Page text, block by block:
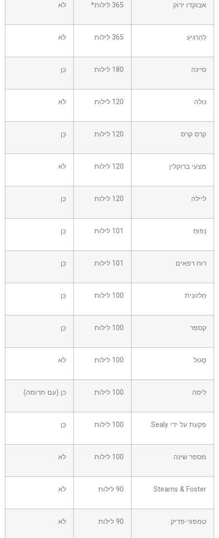
אבוקדו ירוק 365 לילות* לֹא
לְהַרְגִיעַ 365 לילות לֹא
סיינה 180 לילות כֵּן
נולה 120 לילות לֹא
קרס קרס 120 לילות כֵּן
מצעי ברוקלין 120 לילות לֹא
ליילה 120 לילות כֵּן
נָפוּחַ 101 לילות כֵּן
רוח רפאים 101 לילות כֵּן
חֶלזוֹנִית 100 לילות כֵּן
קספר 100 לילות כֵּן
סָגוֹל 100 לילות לֹא
ליסה 100 לילות כן (עם תרומה)
פקעת על ידי Sealy 100 לילות כֵּן
מספר שינה 100 לילות לֹא
Stearns & Foster 90 לילות לֹא
טמפור-פדיק 90 לילות לֹא